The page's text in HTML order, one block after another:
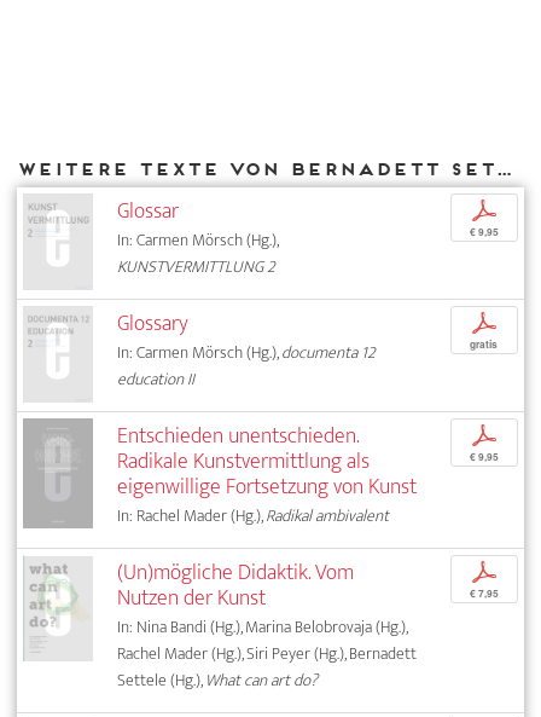
Weitere Texte von Bernadett Settele bei DIAPHANES
Glossar
In: Carmen Mörsch (Hg.),
KUNSTVERMITTLUNG 2
p
€ 9,95
Glossary
In: Carmen Mörsch (Hg.),documenta 12
education II
p
gratis
Entschieden unentschieden.
Radikale Kunstvermittlung als
eigenwillige Fortsetzung von Kunst
In: Rachel Mader (Hg.),Radikal ambivalent
p
€ 9,95
(Un)mögliche Didaktik. Vom
Nutzen der Kunst
In: Nina Bandi (Hg.), Marina Belobrovaja (Hg.),
Rachel Mader (Hg.), Siri Peyer (Hg.), Bernadett
Settele (Hg.),What can art do?
p
€ 7,95